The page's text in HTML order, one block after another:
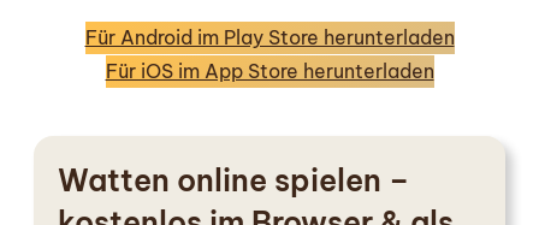
Für Android im Play Store herunterladen
Für iOS im App Store herunterladen
Watten online spielen –